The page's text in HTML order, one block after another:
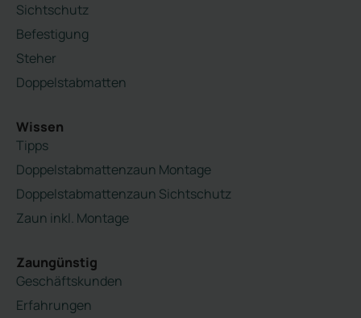
Sichtschutz
Befestigung
Steher
Doppelstabmatten
Wissen
Tipps
Doppelstabmattenzaun Montage
Doppelstabmattenzaun Sichtschutz
Zaun inkl. Montage
Zaungünstig
Geschäftskunden
Erfahrungen